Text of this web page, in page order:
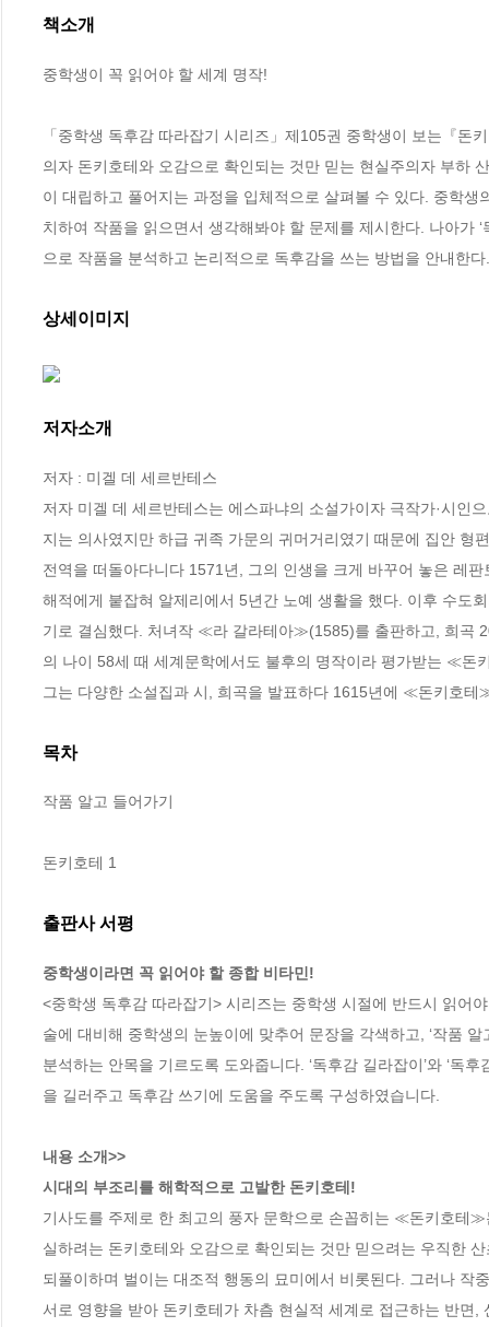
책소개
중학생이 꼭 읽어야 할 세계 명작!
「중학생 독후감 따라잡기 시리즈」제105권 중학생이 보는『
의자 돈키호테와 오감으로 확인되는 것만 믿는 현실주의자 부하
이 대립하고 풀어지는 과정을 입체적으로 살펴볼 수 있다. 중학생
치하여 작품을 읽으면서 생각해봐야 할 문제를 제시한다. 나아가
으로 작품을 분석하고 논리적으로 독후감을 쓰는 방법을 안내한다.
상세이미지
저자소개
저자 : 미겔 데 세르반테스
저자 미겔 데 세르반테스는 에스파냐의 소설가이자 극작가·시인
지는 의사였지만 하급 귀족 가문의 귀머거리였기 때문에 집안 형
전역을 떠돌아다니다 1571년, 그의 인생을 크게 바꾸어 놓은 레
해적에게 붙잡혀 알제리에서 5년간 노예 생활을 했다. 이후 수도
기로 결심했다. 처녀작 ≪라 갈라테아≫(1585)를 출판하고, 희
의 나이 58세 때 세계문학에서도 불후의 명작이라 평가받는 ≪
그는 다양한 소설집과 시, 희곡을 발표하다 1615년에 ≪돈키호
목차
작품 알고 들어가기
돈키호테 1
출판사 서평
중학생이라면 꼭 읽어야 할 종합 비타민!
<중학생 독후감 따라잡기> 시리즈는 중학생 시절에 반드시 읽어
술에 대비해 중학생의 눈높이에 맞추어 문장을 각색하고, ‘작품 알
분석하는 안목을 기르도록 도와줍니다. ‘독후감 길라잡이’와 ‘독
을 길러주고 독후감 쓰기에 도움을 주도록 구성하였습니다.
내용 소개>>
시대의 부조리를 해학적으로 고발한 돈키호테!
기사도를 주제로 한 최고의 풍자 문학으로 손꼽히는 ≪돈키호테
실하려는 돈키호테와 오감으로 확인되는 것만 믿으려는 우직한
되풀이하며 벌이는 대조적 행동의 묘미에서 비롯된다. 그러나 작
서로 영향을 받아 돈키호테가 차츰 현실적 세계로 접근하는 반면